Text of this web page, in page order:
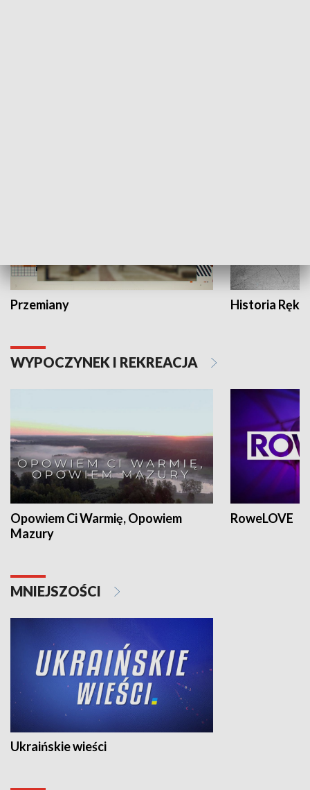
Przemiany Historia Ręką
WYPOCZYNEK I REKREACJA
Opowiem Ci Warmię, Opowiem
Mazury
RoweLOVE
MNIEJSZOŚCI
Ukraińskie wieści